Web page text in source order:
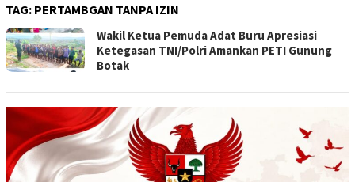
TAG: PERTAMBGAN TANPA IZIN
Wakil Ketua Pemuda Adat Buru Apresiasi
Ketegasan TNI/Polri Amankan PETI Gunung
Botak